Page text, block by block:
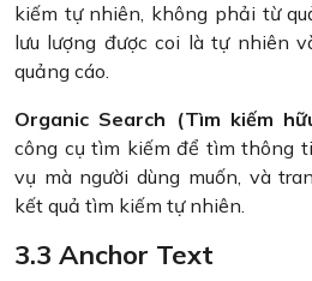
kiếm tự nhiên, không phải từ
lưu lượng được coi là tự nhiên
quảng cáo.
Organic Search (Tìm kiếm
công cụ tìm kiếm để tìm thông
vụ mà người dùng muốn, và
kết quả tìm kiếm tự nhiên.
3.3 Anchor Text